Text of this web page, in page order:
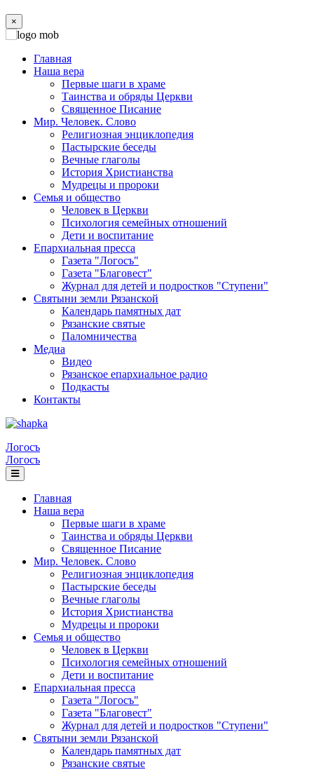
×
Главная
Наша вера
Первые шаги в храме
Таинства и обряды Церкви
Священное Писание
Мир. Человек. Слово
Религиозная энциклопедия
Пастырские беседы
Вечные глаголы
История Христианства
Мудрецы и пророки
Семья и общество
Человек в Церкви
Психология семейных отношений
Дети и воспитание
Епархиальная пресса
Газета "Логосъ"
Газета "Благовест"
Журнал для детей и подростков "Ступени"
Святыни земли Рязанской
Календарь памятных дат
Рязанские святые
Паломничества
Медиа
Видео
Рязанское епархиальное радио
Подкасты
Контакты
Логосъ
Логосъ
Главная
Наша вера
Первые шаги в храме
Таинства и обряды Церкви
Священное Писание
Мир. Человек. Слово
Религиозная энциклопедия
Пастырские беседы
Вечные глаголы
История Христианства
Мудрецы и пророки
Семья и общество
Человек в Церкви
Психология семейных отношений
Дети и воспитание
Епархиальная пресса
Газета "Логосъ"
Газета "Благовест"
Журнал для детей и подростков "Ступени"
Святыни земли Рязанской
Календарь памятных дат
Рязанские святые